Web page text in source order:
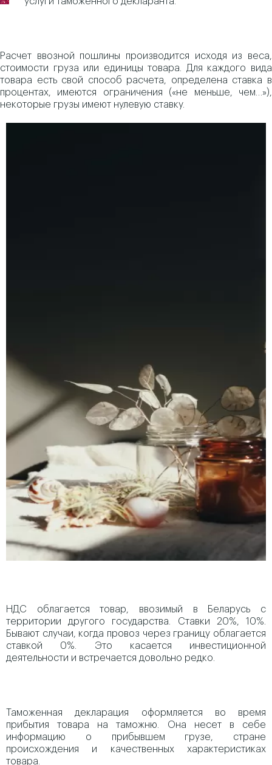
Расчет ввозной пошлины производится исходя из веса,
стоимости груза или единицы товара. Для каждого вида
товара есть свой способ расчета, определена ставка в
процентах, имеются ограничения («не меньше, чем…»),
некоторые грузы имеют нулевую ставку.
НДС облагается товар, ввозимый в Беларусь с
территории другого государства. Ставки 20%, 10%.
Бывают случаи, когда провоз через границу облагается
ставкой 0%. Это касается инвестиционной
деятельности и встречается довольно редко.
Таможенная декларация оформляется во время
прибытия товара на таможню. Она несет в себе
информацию о прибывшем грузе, стране
происхождения и качественных характеристиках
товара.